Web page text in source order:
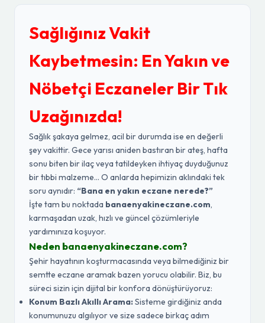
Sağlığınız Vakit
Kaybetmesin: En Yakın ve
Nöbetçi Eczaneler Bir Tık
Uzağınızda!
Sağlık şakaya gelmez, acil bir durumda ise en değerli
şey vakittir. Gece yarısı aniden bastıran bir ateş, hafta
sonu biten bir ilaç veya tatildeyken ihtiyaç duyduğunuz
bir tıbbi malzeme... O anlarda hepimizin aklındaki tek
soru aynıdır: “Bana en yakın eczane nerede?”
İşte tam bu noktada banaenyakineczane.com,
karmaşadan uzak, hızlı ve güncel çözümleriyle
yardımınıza koşuyor.
Neden banaenyakineczane.com?
Şehir hayatının koşturmacasında veya bilmediğiniz bir
semtte eczane aramak bazen yorucu olabilir. Biz, bu
süreci sizin için dijital bir konfora dönüştürüyoruz:
Konum Bazlı Akıllı Arama:Sisteme girdiğiniz anda
konumunuzu algılıyor ve size sadece birkaç adım